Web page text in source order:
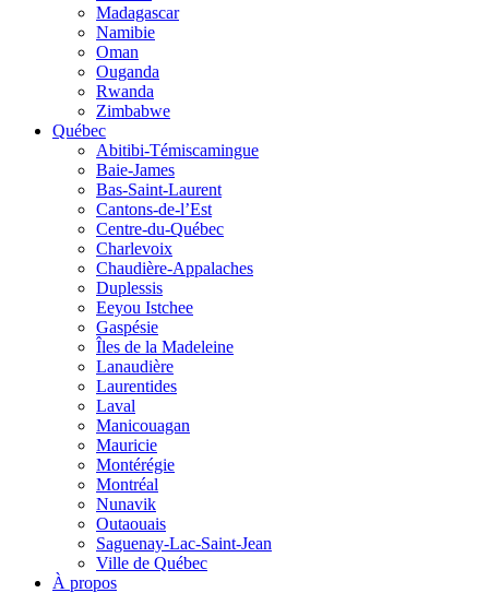
Madagascar
Namibie
Oman
Ouganda
Rwanda
Zimbabwe
Québec
Abitibi-Témiscamingue
Baie-James
Bas-Saint-Laurent
Cantons-de-l’Est
Centre-du-Québec
Charlevoix
Chaudière-Appalaches
Duplessis
Eeyou Istchee
Gaspésie
Îles de la Madeleine
Lanaudière
Laurentides
Laval
Manicouagan
Mauricie
Montérégie
Montréal
Nunavik
Outaouais
Saguenay-Lac-Saint-Jean
Ville de Québec
À propos